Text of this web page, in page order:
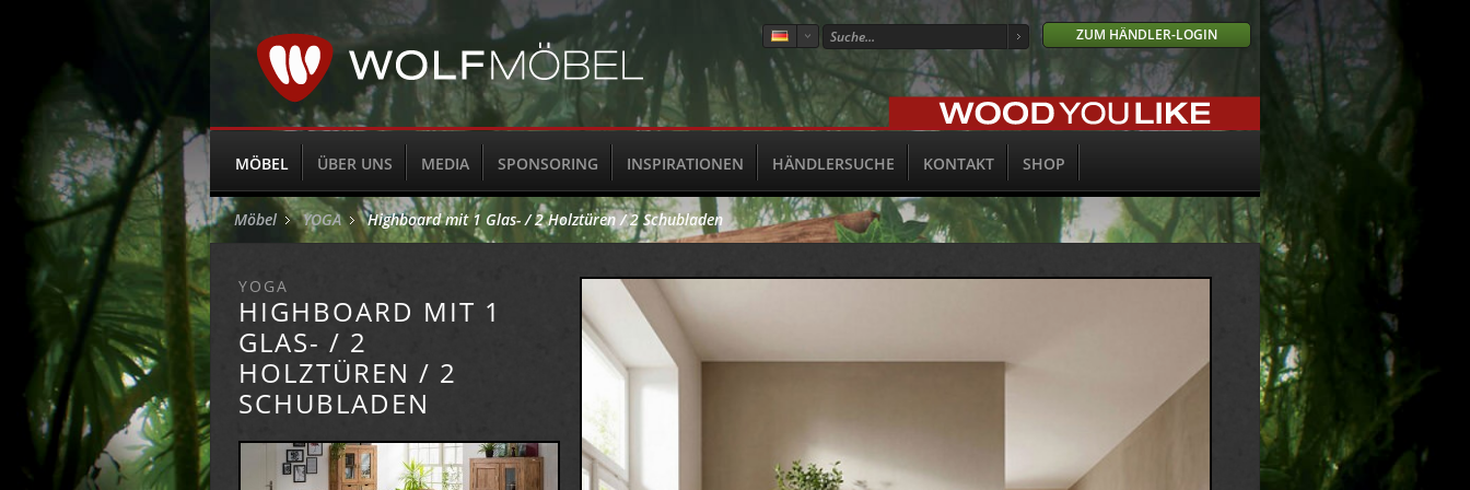
ZUM HÄNDLER-LOGIN
MÖBEL ÜBER UNS MEDIA SPONSORING INSPIRATIONEN HÄNDLERSUCHE KONTAKT SHOP
Möbel YOGA Highboard mit 1 Glas- / 2 Holztüren / 2 Schubladen
YOGA
HIGHBOARD MIT 1
GLAS- / 2
HOLZTÜREN / 2
SCHUBLADEN